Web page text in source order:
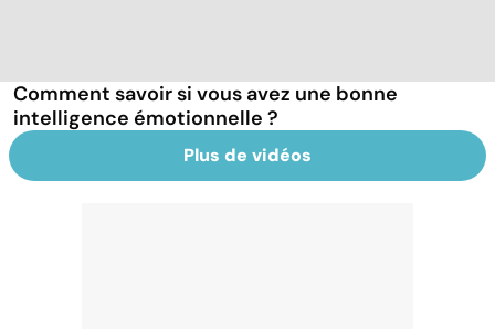
Comment savoir si vous avez une bonne
intelligence émotionnelle ?
Plus de vidéos